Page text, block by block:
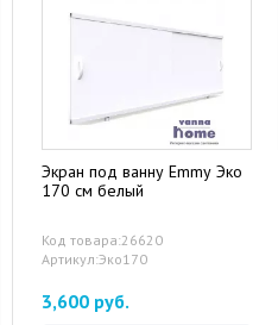
Экран под ванну Emmy Эко
170 см белый
Код товара:26620
Артикул:Эко170
3,600 руб.